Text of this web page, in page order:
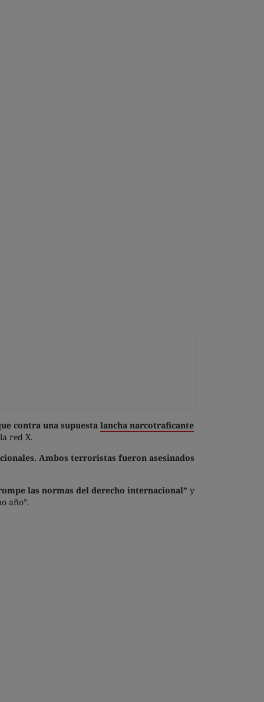
contra una supuesta lancha narcotraficante
red X.
Ambos terroristas fueron asesinados
las normas del derecho internacional” y
año”.